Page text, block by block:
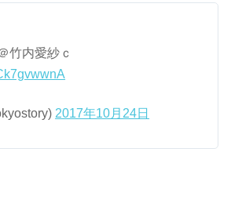
竹内愛紗ｃ
2017年10月24日